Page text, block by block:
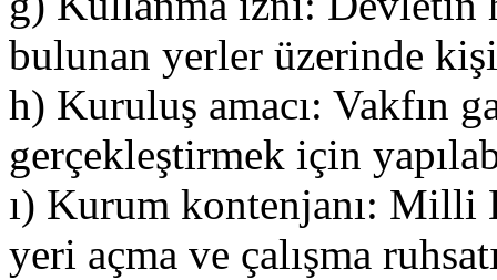
bulunan yerler üzerinde
h) Kuruluş amacı: Vakfın
gerçekleştirmek için
ı) Kurum kontenjanı: Milli
yeri açma ve çalışma